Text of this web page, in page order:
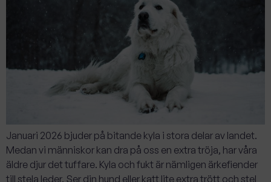
Januari 2026 bjuder på bitande kyla i stora delar av landet.
Medan vi människor kan dra på oss en extra tröja, har våra
äldre djur det tuffare. Kyla och fukt är nämligen ärkefiender
till stela leder. Ser din hund eller katt lite extra trött och stel